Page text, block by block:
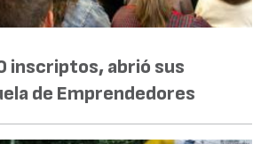
inscriptos, abrió sus
de Emprendedores